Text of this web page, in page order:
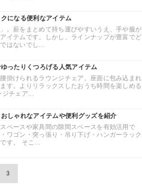
になる便利なアイテム
。薪をまとめて持ち運びやすいうえ、手や服が
イテムです。しかし、ラインナップが豊富でど
はないでし...
ったりくつろげる人気アイテム
掛けられるラウンジチェア。座面に包み込まれ
す。よりリラックスしたおうち時間を楽しめる
チェア...
しゃれなアイテムや便利グッズを紹介
ペースや家具間の隙間スペースを有効活用で
ワゴン・突っ張り・吊り下げ・ハンガーラック
す。 そこ...
3